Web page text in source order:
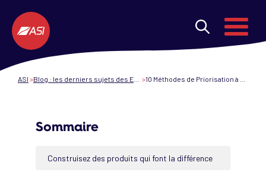
Menu
ASI
Sommaire
Construisez des produits qui font la différence